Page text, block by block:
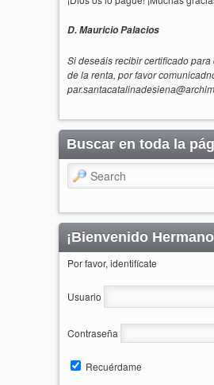
D. Mauricio Palacios
Si deseáis recibir certificado
de la renta, por favor
Buscar en toda la
Search
¡Bienvenido
Por favor, identifícate
Usuario
Contraseña
Recuérdame